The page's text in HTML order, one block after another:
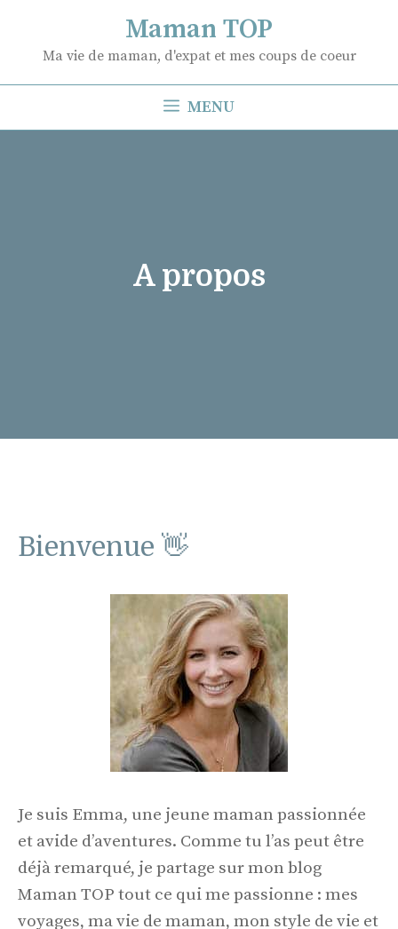
contenu
Maman TOP
Ma vie de maman, d'expat et mes coups de coeur
MENU
A propos
Bienvenue 👋
Je suis Emma, une jeune maman passionnée
et avide d’aventures. Comme tu l’as peut être
déjà remarqué, je partage sur mon blog
Maman TOP tout ce qui me passionne : mes
voyages, ma vie de maman, mon style de vie et